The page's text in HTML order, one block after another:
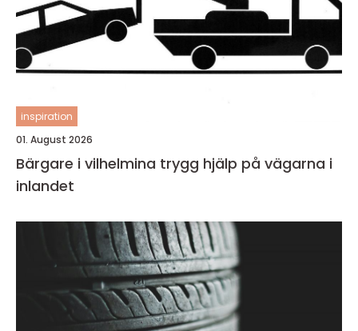
inspiration
01. August 2026
Bärgare i vilhelmina trygg hjälp på vägarna i
inlandet